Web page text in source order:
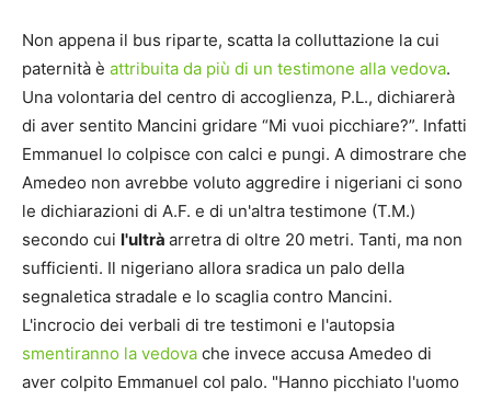
Non appena il bus riparte, scatta la colluttazione la cui
paternità è attribuita da più di un testimone alla vedova.
Una volontaria del centro di accoglienza, P.L., dichiarerà
di aver sentito Mancini gridare “Mi vuoi picchiare?”. Infatti
Emmanuel lo colpisce con calci e pungi. A dimostrare che
Amedeo non avrebbe voluto aggredire i nigeriani ci sono
le dichiarazioni di A.F. e di un'altra testimone (T.M.)
secondo cui l'ultrà arretra di oltre 20 metri. Tanti, ma non
sufficienti. Il nigeriano allora sradica un palo della
segnaletica stradale e lo scaglia contro Mancini.
L'incrocio dei verbali di tre testimoni e l'autopsia
smentiranno la vedova che invece accusa Amedeo di
aver colpito Emmanuel col palo. "Hanno picchiato l'uomo